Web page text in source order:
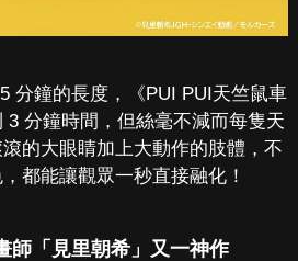
分鐘的長度，《PUI PUI天竺鼠車
3 分鐘時間，但絲毫不減而每隻天
的大眼睛加上大動作的肢體，不
都能讓觀眾一秒直接融化！
師「見里朝希」又一神作